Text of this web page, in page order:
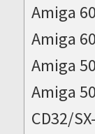
Amiga
Amiga
Amiga
Amiga
CD32/